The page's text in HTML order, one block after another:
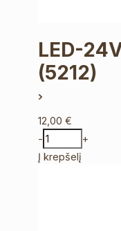
LED-
(5212)
12,00€
-
+
Į krepšelį